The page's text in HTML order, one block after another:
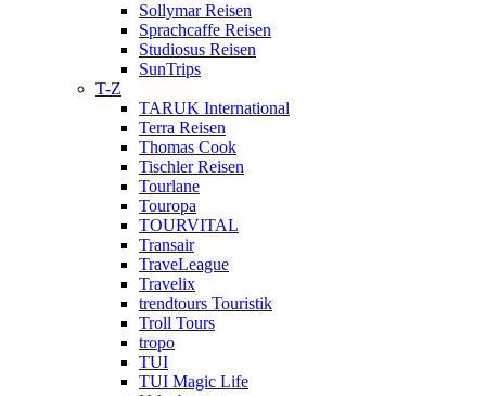
Sollymar Reisen
Sprachcaffe Reisen
Studiosus Reisen
SunTrips
T-Z
TARUK International
Terra Reisen
Thomas Cook
Tischler Reisen
Tourlane
Touropa
TOURVITAL
Transair
TraveLeague
Travelix
trendtours Touristik
Troll Tours
tropo
TUI
TUI Magic Life